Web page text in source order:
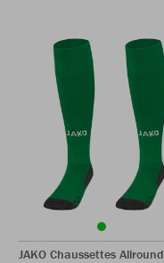
JAKO Chaussettes Allround